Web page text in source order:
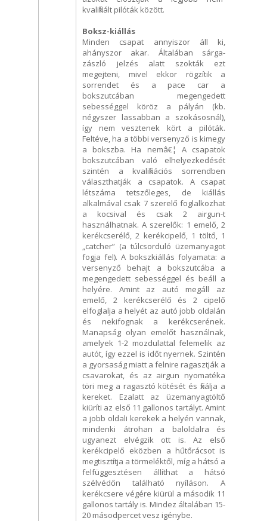
kvalifikált pilóták között.
Boksz-kiállás
Minden csapat annyiszor áll ki,
ahányszor akar. Általában sárga-
zászló jelzés alatt szokták ezt
megejteni, mivel ekkor rögzítik a
sorrendet és a pace car a
bokszutcában megengedett
sebességgel köröz a pályán (kb.
négyszer lassabban a szokásosnál),
így nem vesztenek kört a pilóták.
Feltéve, ha a többi versenyző is kimegy
a bokszba. Ha nemâ€¦ A csapatok
bokszutcában való elhelyezkedését
szintén a kvalifikációs sorrendben
választhatják a csapatok. A csapat
létszáma tetszőleges, de kiállás
alkalmával csak 7 szerelő foglalkozhat
a kocsival és csak 2 airgun-t
használhatnak. A szerelők: 1 emelő, 2
kerékcserélő, 2 kerékcipelő, 1 töltő, 1
„catcher” (a túlcsorduló üzemanyagot
fogja fel). A bokszkiállás folyamata: a
versenyző behajt a bokszutcába a
megengedett sebességgel és beáll a
helyére. Amint az autó megáll az
emelő, 2 kerékcserélő és 2 cipelő
elfoglalja a helyét az autó jobb oldalán
és nekifognak a kerékcserének.
Manapság olyan emelőt használnak,
amelyek 1-2 mozdulattal felemelik az
autót, így ezzel is időt nyernek. Szintén
a gyorsaság miatt a felnire ragasztják a
csavarokat, és az airgun nyomatéka
töri meg a ragasztó kötését és fixálja a
kereket. Ezalatt az üzemanyagtöltő
kiüríti az első 11 gallonos tartályt. Amint
a jobb oldali kerekek a helyén vannak,
mindenki átrohan a baloldalra és
ugyanezt elvégzik ott is. Az első
kerékcipelő eközben a hűtőrácsot is
megtisztítja a törmeléktől, míg a hátsó a
felfüggesztésen állíthat a hátsó
szélvédőn található nyíláson. A
kerékcsere végére kiürül a második 11
gallonos tartály is. Mindez általában 15-
20 másodpercet vesz igénybe.